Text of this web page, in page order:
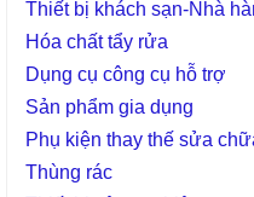
Thiết bị khách sạn-Nhà
Hóa chất tẩy rửa
Dụng cụ công cụ hỗ trợ
Sản phẩm gia dụng
Phụ kiện thay thế sửa
Thùng rác